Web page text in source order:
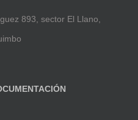
893, sector El Llano,